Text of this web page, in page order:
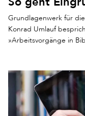
Grundlagenwerk für
Konrad Umlauf
»Arbeitsvorgänge in